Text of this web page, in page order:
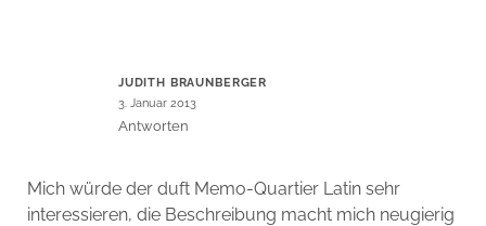
JUDITH BRAUNBERGER
3. Januar 2013
Antworten
Mich würde der duft Memo-Quartier Latin sehr
interessieren, die Beschreibung macht mich neugierig